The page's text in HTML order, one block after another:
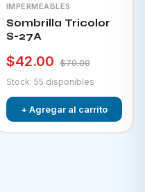
IMPERMEABLES
Sombrilla Tricolor
S-27A
$42.00
$70.00
Stock: 55 disponibles
+ Agregar al carrito